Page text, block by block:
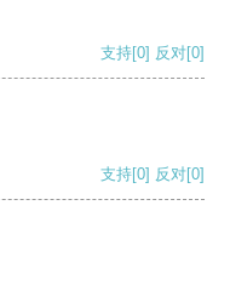
支持[0] 反对[0]
支持[0] 反对[0]